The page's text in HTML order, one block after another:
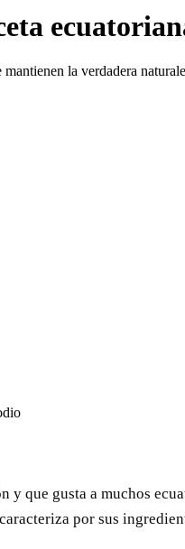
la verdadera
y que gusta a muchos
por sus